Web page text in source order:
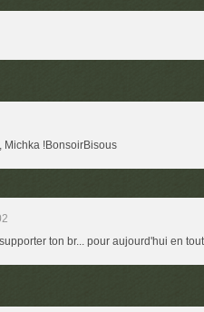
Michka !BonsoirBisous
ton br... pour aujourd'hui en